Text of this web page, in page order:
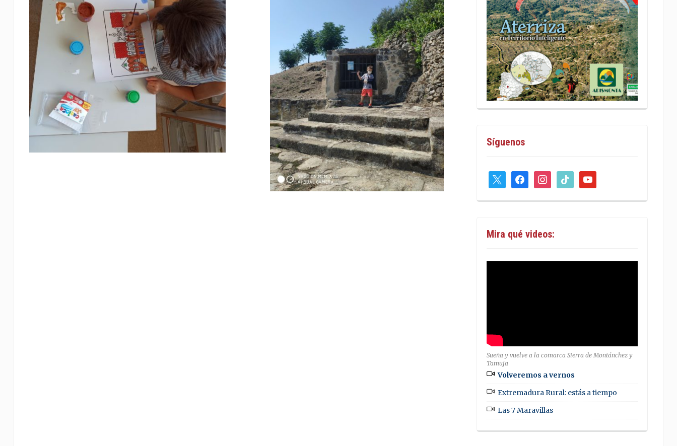
Síguenos
facebookinstagram
tiktok youtube
Mira qué videos:
Sueña y vuelve a la comarca Sierra de Montánchez y
Tamuja
Volveremos a vernos
Extremadura Rural: estás a tiempo
Las 7 Maravillas